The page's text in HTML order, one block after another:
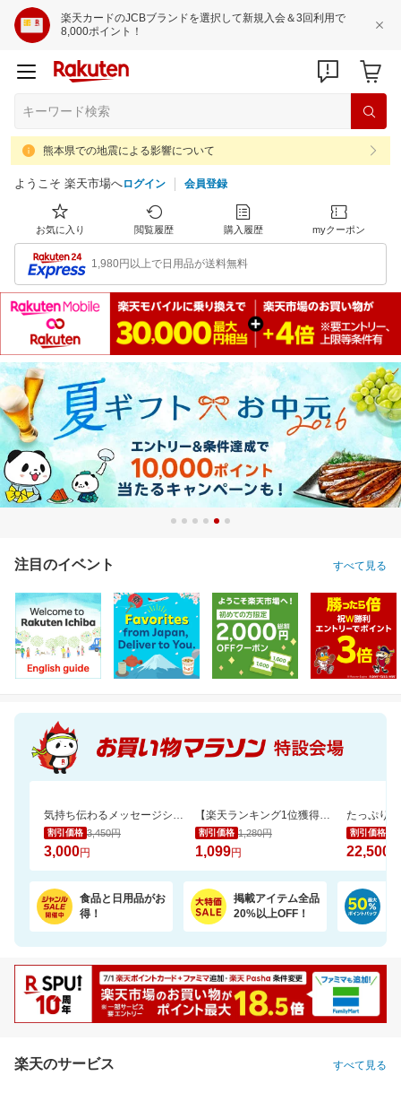
楽天カードのJCBブランドを選択して新規入会＆3回利用で
8,000ポイント！
熊本県での地震による影響について
ようこそ 楽天市場へログイン 会員登録
お気に入り 閲覧履歴 購入履歴 myクーポン
1,980円以上で日用品が送料無料
注目のイベント すべて見る
気持ち伝わるメッセージシールとローズを添えて。カラフルなやわらかワッフルケーキ
割引価格 3,450円
3,000円
【楽天ランキング1位獲得！】靴下に貼れるお名前シール大容量66個 選べる3色セット
割引価格 1,280円
1,099円
割引価格
22,500
食品と日用品がお
得！
掲載アイテム全品
20%以上OFF！
楽天のサービス すべて見る